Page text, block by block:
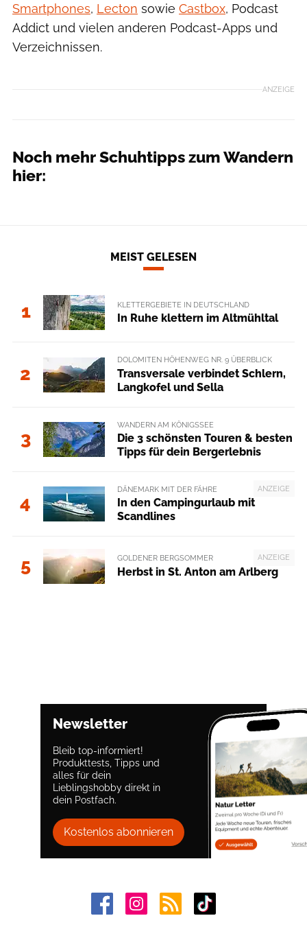
Smartphones, Lecton sowie Castbox, Podcast
Addict und vielen anderen Podcast-Apps und
Verzeichnissen.
ANZEIGE
Noch mehr Schuhtipps zum Wandern
hier:
MEIST GELESEN
1 KLETTERGEBIETE IN DEUTSCHLAND
In Ruhe klettern im Altmühltal
2
DOLOMITEN HÖHENWEG NR. 9 ÜBERBLICK
Transversale verbindet Schlern,
Langkofel und Sella
3
WANDERN AM KÖNIGSSEE
Die 3 schönsten Touren & besten
Tipps für dein Bergerlebnis
4
ANZEIGE
DÄNEMARK MIT DER FÄHRE
In den Campingurlaub mit
Scandlines
5 ANZEIGE
GOLDENER BERGSOMMER
Herbst in St. Anton am Arlberg
Newsletter
Bleib top-informiert!
Produkttests, Tipps und
alles für dein
Lieblingshobby direkt in
dein Postfach.
Kostenlos abonnieren